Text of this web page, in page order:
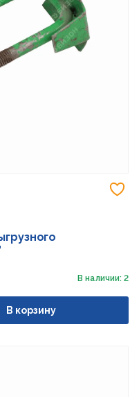
В наличии: 2
В корзину